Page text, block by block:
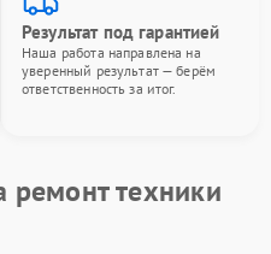
Результат под гарантией
Наша работа направлена на
уверенный результат — берём
ответственность за итог.
ремонт техники